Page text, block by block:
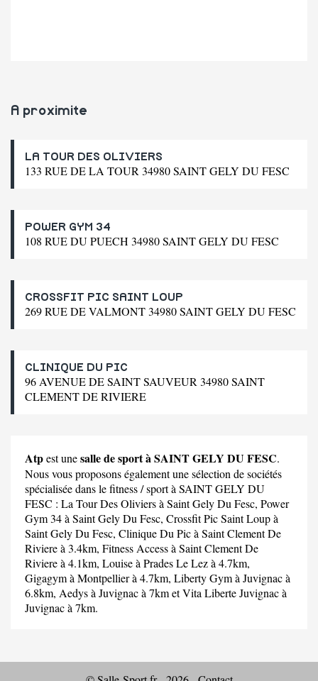
A proximite
LA TOUR DES OLIVIERS
133 RUE DE LA TOUR 34980 SAINT GELY DU FESC
POWER GYM 34
108 RUE DU PUECH 34980 SAINT GELY DU FESC
CROSSFIT PIC SAINT LOUP
269 RUE DE VALMONT 34980 SAINT GELY DU FESC
CLINIQUE DU PIC
96 AVENUE DE SAINT SAUVEUR 34980 SAINT
CLEMENT DE RIVIERE
Atpest unesalle de sport à SAINT GELY DU FESC.
Nous vous proposons également une sélection de sociétés
spécialisée dans le fitness / sport à SAINT GELY DU
FESC : La Tour Des Oliviersà Saint Gely Du Fesc, Power
Gym 34à Saint Gely Du Fesc, Crossfit Pic Saint Loupà
Saint Gely Du Fesc, Clinique Du Picà Saint Clement De
Riviere à 3.4km, Fitness Accessà Saint Clement De
Riviere à 4.1km, Louiseà Prades Le Lez à 4.7km,
Gigagymà Montpellier à 4.7km, Liberty Gymà Juvignac à
6.8km, Aedysà Juvignac à 7km etVita Liberte Juvignacà
Juvignac à 7km.